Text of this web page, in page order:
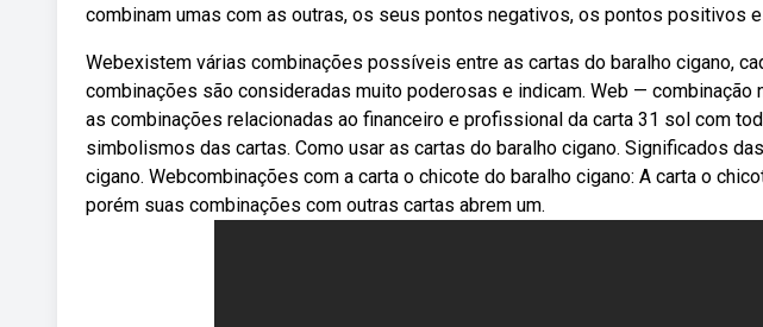
combinam umas com as outras, os seus pontos negativos, os pontos positivos e
Webexistem várias combinações possíveis entre as cartas do baralho cigano,
combinações são consideradas muito poderosas e indicam. Web — combinação
as combinações relacionadas ao financeiro e profissional da carta 31 sol com
simbolismos das cartas. Como usar as cartas do baralho cigano. Significados
cigano. Webcombinações com a carta o chicote do baralho cigano: A carta o
porém suas combinações com outras cartas abrem um.